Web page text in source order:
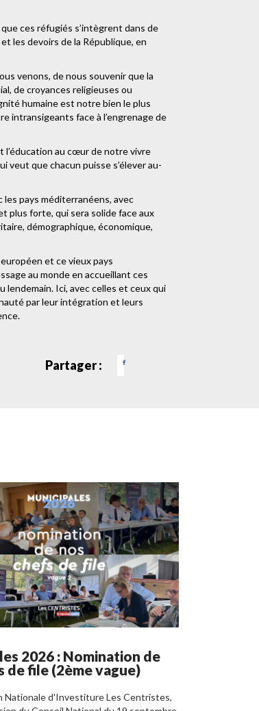
ces réfugiés s’intègrent dans de
les devoirs de la République, en
venons, de nous souvenir que la
de croyances religieuses ou
humaine est notre bien le plus
intransigeants face à l’engrenage de
l’éducation au cœur de notre vivre
veut que chacun puisse s’élever au-
pays méditerranéens, avec
plus forte, qui sera solide face aux
démographique, économique,
et ce vieux pays
au monde en accueillant ces
lendemain. Ici, avec celles et ceux qui
par leur intégration et leurs
Partager :
2026 : Nomination de
de file (2ème vague)
Nationale d'Investiture Les Centristes,